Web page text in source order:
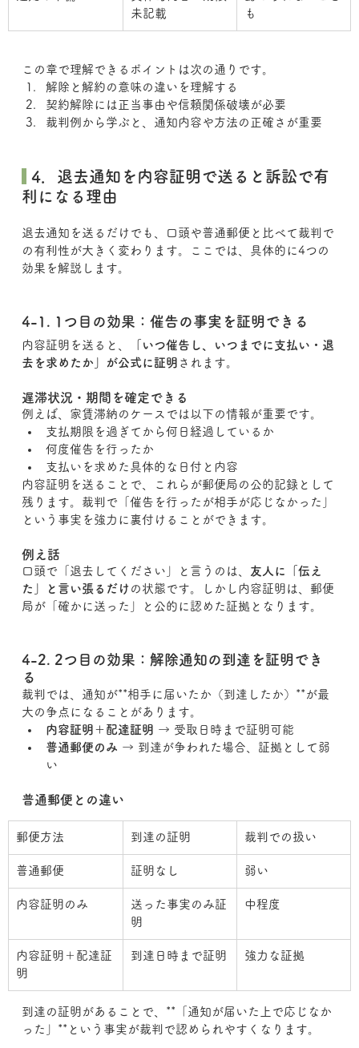
未記載
も
この章で理解できるポイントは次の通りです。
解除と解約の意味の違いを理解する
契約解除には正当事由や信頼関係破壊が必要
裁判例から学ぶと、通知内容や方法の正確さが重要
4．退去通知を内容証明で送ると訴訟で有
利になる理由
退去通知を送るだけでも、口頭や普通郵便と比べて裁判で
の有利性が大きく変わります。ここでは、具体的に4つの
効果を解説します。
4-1. 1つ目の効果：催告の事実を証明できる
内容証明を送ると、
「いつ催告し、いつまでに支払い・退
去を求めたか」が公式に証明 されます。
遅滞状況・期間を確定できる
例えば、家賃滞納のケースでは以下の情報が重要です。
支払期限を過ぎてから何日経過しているか
何度催告を行ったか
支払いを求めた具体的な日付と内容
内容証明を送ることで、これらが郵便局の公的記録として
残ります。裁判で「催告を行ったが相手が応じなかった」
という事実を強力に裏付けることができます。
例え話
口頭で「退去してください」と言うのは、 友人に「伝え
た」と言い張るだけ の状態です。しかし内容証明は、郵便
局が「確かに送った」と公的に認めた証拠となります。
4-2. 2つ目の効果：解除通知の到達を証明でき
る
裁判では、通知が**相手に届いたか（到達したか）**が最
大の争点になることがあります。
内容証明＋配達証明 → 受取日時まで証明可能
普通郵便のみ → 到達が争われた場合、証拠として弱
い
普通郵便との違い
郵便方法 到達の証明 裁判での扱い
普通郵便 証明なし 弱い
内容証明のみ
送った事実のみ証
明
中程度
内容証明＋配達証
明
到達日時まで証明 強力な証拠
到達の証明があることで、**「通知が届いた上で応じなか
った」**という事実が裁判で認められやすくなります。